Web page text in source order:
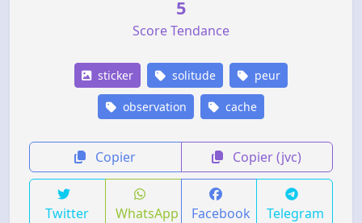
5
Score Tendance
sticker solitude peur
observation cache
Copier Copier (jvc)
Twitter WhatsApp Facebook Telegram